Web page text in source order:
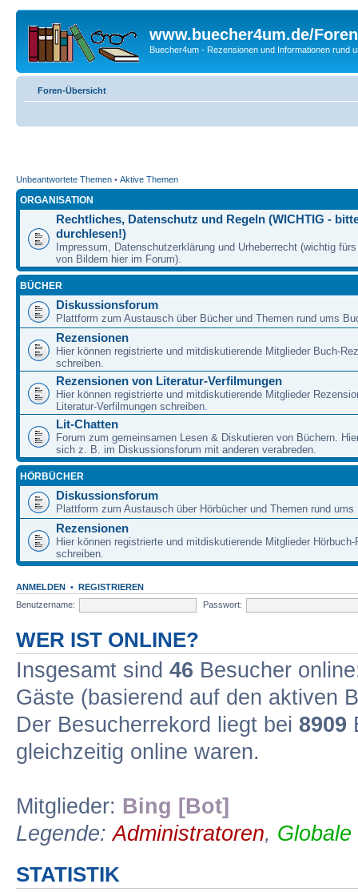
www.buecher4um.de/Foren
Buecher4um - Rezensionen und Informationen rund
Foren-Übersicht
Unbeantwortete Themen • Aktive Themen
ORGANISATION
Rechtliches, Datenschutz und Regeln (WICHTIG -
durchlesen!)
Impressum, Datenschutzerklärung und Urheberrecht (wichtig
von Bildern hier im Forum).
BÜCHER
Diskussionsforum
Plattform zum Austausch über Bücher und Themen rund ums
Rezensionen
Hier können registrierte und mitdiskutierende Mitglieder Buch-
schreiben.
Rezensionen von Literatur-Verfilmungen
Hier können registrierte und mitdiskutierende Mitglieder
Literatur-Verfilmungen schreiben.
Lit-Chatten
Forum zum gemeinsamen Lesen & Diskutieren von Büchern.
sich z. B. im Diskussionsforum mit anderen verabreden.
HÖRBÜCHER
Diskussionsforum
Plattform zum Austausch über Hörbücher und Themen rund ums
Rezensionen
Hier können registrierte und mitdiskutierende Mitglieder Hörbuch-
schreiben.
ANMELDEN • REGISTRIEREN
Benutzername:
Passwort:
WER IST ONLINE?
Insgesamt sind 46 Besucher
Gäste (basierend auf den aktiven
Der Besucherrekord liegt bei 8909
gleichzeitig online waren.
Mitglieder: Bing [Bot]
Legende:Administratoren,
STATISTIK